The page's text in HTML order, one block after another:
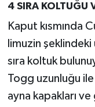
4 SIRA KOLTUĞU
Kaput kısmında
limuzin
sıra koltuk
Togg uzunluğu
ayna kapakları ve